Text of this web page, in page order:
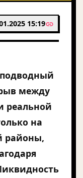
15:19
между
реальной
на
районы,